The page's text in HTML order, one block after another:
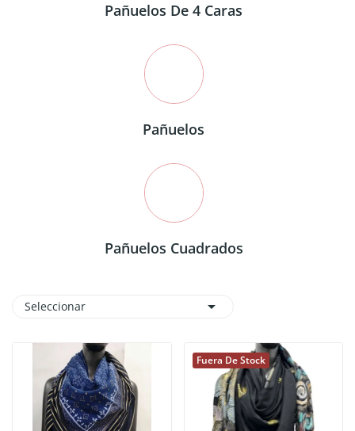
Pañuelos De 4 Caras
Pañuelos
Pañuelos Cuadrados
Seleccionar 
Fuera De Stock